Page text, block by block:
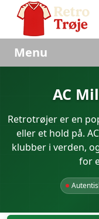
Menu
AC
Retrotrøjer er en
eller et hold på.
klubber i verden,
for